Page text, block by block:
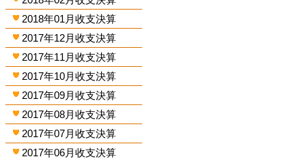
2018年01月收支決算
2017年12月收支決算
2017年11月收支決算
2017年10月收支決算
2017年09月收支決算
2017年08月收支決算
2017年07月收支決算
2017年06月收支決算